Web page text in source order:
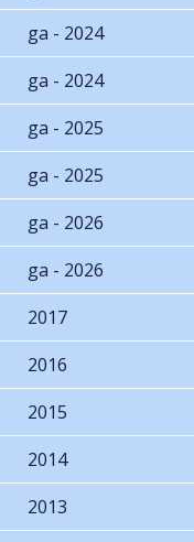
ga - 2024
ga - 2024
ga - 2025
ga - 2025
ga - 2026
ga - 2026
2017
2016
2015
2014
2013